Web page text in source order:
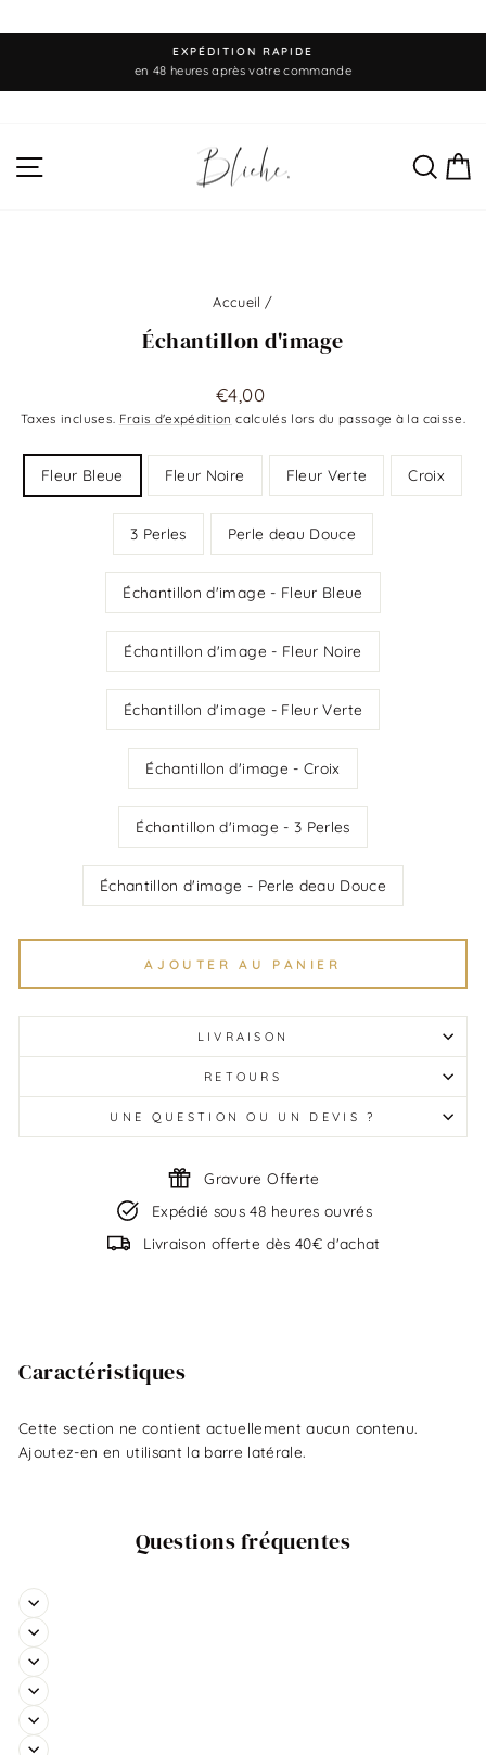
contenu
Diaporama
EXPÉDITION RAPIDE
en 48 heures après votre commande
Accueil /
Échantillon d'image
Prix
régulier
€4,00
Taxes incluses. Frais d'expédition calculés lors du passage à la caisse.
Fleur Bleue Fleur Noire Fleur Verte Croix
3 Perles Perle deau Douce
Échantillon d'image - Fleur Bleue
Échantillon d'image - Fleur Noire
Échantillon d'image - Fleur Verte
Échantillon d'image - Croix
Échantillon d'image - 3 Perles
Échantillon d'image - Perle deau Douce
AJOUTER AU PANIER
LIVRAISON
RETOURS
UNE QUESTION OU UN DEVIS ?
Gravure Offerte
Expédié sous 48 heures ouvrés
Livraison offerte dès 40€ d'achat
Caractéristiques
Cette section ne contient actuellement aucun contenu.
Ajoutez-en en utilisant la barre latérale.
Questions fréquentes